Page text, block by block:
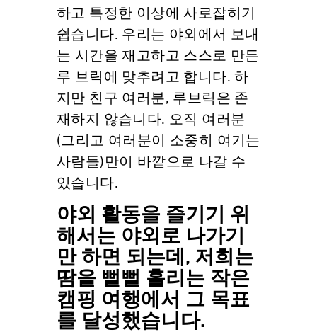
하고 특정한 이상에 사로잡히기
쉽습니다. 우리는 야외에서 보내
는 시간을 재고하고 스스로 만든
루 브릭에 맞추려고 합니다. 하
지만 친구 여러분, 루브릭은 존
재하지 않습니다. 오직 여러분
(그리고 여러분이 소중히 여기는
사람들)만이 바깥으로 나갈 수
있습니다.
야외 활동을 즐기기 위
해서는 야외로 나가기
만 하면 되는데, 저희는
땀을 뻘뻘 흘리는 작은
캠핑 여행에서 그 목표
를 달성했습니다.